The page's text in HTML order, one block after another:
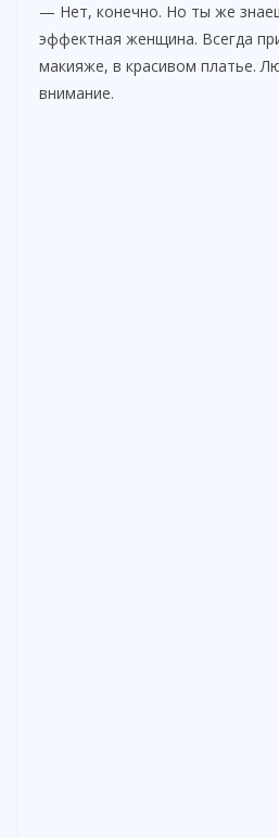
— Нет, конечно. Но ты же
эффектная женщина. Всегда
макияже, в красивом платье.
внимание.